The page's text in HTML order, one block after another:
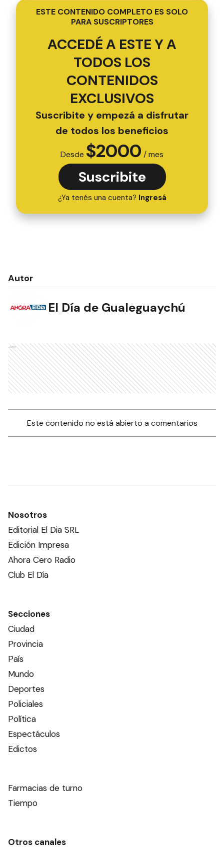
ESTE CONTENIDO COMPLETO ES SOLO
PARA SUSCRIPTORES
ACCEDÉ A ESTE Y A
TODOS LOS
CONTENIDOS
EXCLUSIVOS
Suscribite y empezá a disfrutar
de todos los beneficios
Desde $2000 / mes
Suscribite
¿Ya tenés una cuenta? Ingresá
Autor
El Día de Gualeguaychú
Ads
Este contenido no está abierto a comentarios
Nosotros
Editorial El Dia SRL
Edición Impresa
Ahora Cero Radio
Club El Día
Secciones
Ciudad
Provincia
País
Mundo
Deportes
Policiales
Política
Espectáculos
Edictos
Farmacias de turno
Tiempo
Otros canales